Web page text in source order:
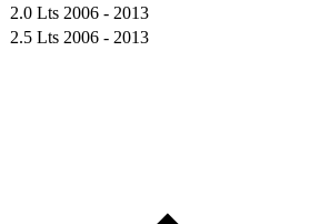
2.0 Lts 2006 - 2013
2.5 Lts 2006 - 2013